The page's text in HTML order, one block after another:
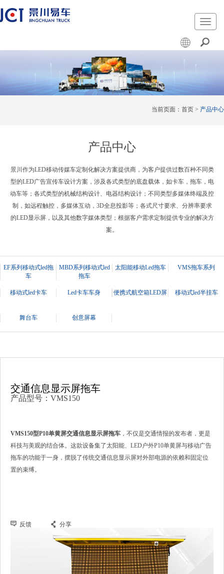
切
换
导
航
当前页面： 首页 > 产品中心
产品中心
景川作为LED移动传媒车定制化解决方案提供商，为客户提供过数百种不同类
型的LED广告宣传车设计方案，涉及各式类型的底盘载体，如卡车，拖车，电
动车等；各式类型的机械结构设计、电器结构设计；不同类型多媒体终端及控
制，如远程触控，多媒体互动，3D全息投影等；各式尺寸要求、分辨率要求
的LED显示屏，以及其他数字媒体类型；根据客户需求定制提供专业的解决方
案。
EF系列移动式led拖
车
MBD系列移动式led
拖车
太阳能移动Led拖车 VMS拖车系列
移动式led卡车 Led卡车车身 便携式航空箱LED屏 移动式led半挂车
舞台车 创意屏幕
交通信息显示屏拖车
产品型号：VMS150
VMS150型P10单黄屏交通信息显示屏拖车 ，不仅是交通情报的发布者，更是
科技与美观的结合体。这款设备集了太阳能、LED户外P10单黄屏与移动广告
拖车的功能于一身，摆脱了传统交通信息显示屏对外部电源的依赖和固定位
置的束缚。
反馈 分享